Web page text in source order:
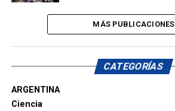
MÁS PUBLICACIONES
CATEGORÍAS
ARGENTINA
Ciencia